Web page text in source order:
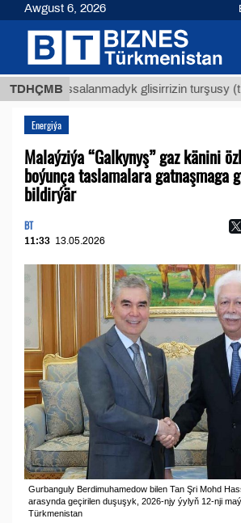
TDHÇMB
arassalanmadyk glisirrizin turşusy (t.)
Energiýa
Malaýziýa “Galkynyş” gaz känini
boýunça taslamalara gatnaşmaga
bildirýär
BT
11:33 13.05.2026
Gurbanguly Berdimuhamedow bilen Tan Şri Mohd
arasynda geçirilen duşuşyk, 2026-njy ýylyň 12-nji
Türkmenistan
Awgust 6, 2026